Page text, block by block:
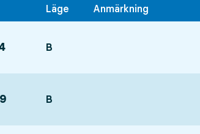
Läge Anmärkning
, LÄGE,
B
LÄGE,
B